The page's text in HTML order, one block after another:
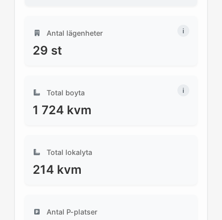
Antal lägenheter
29 st
Total boyta
1 724 kvm
Total lokalyta
214 kvm
Antal P-platser